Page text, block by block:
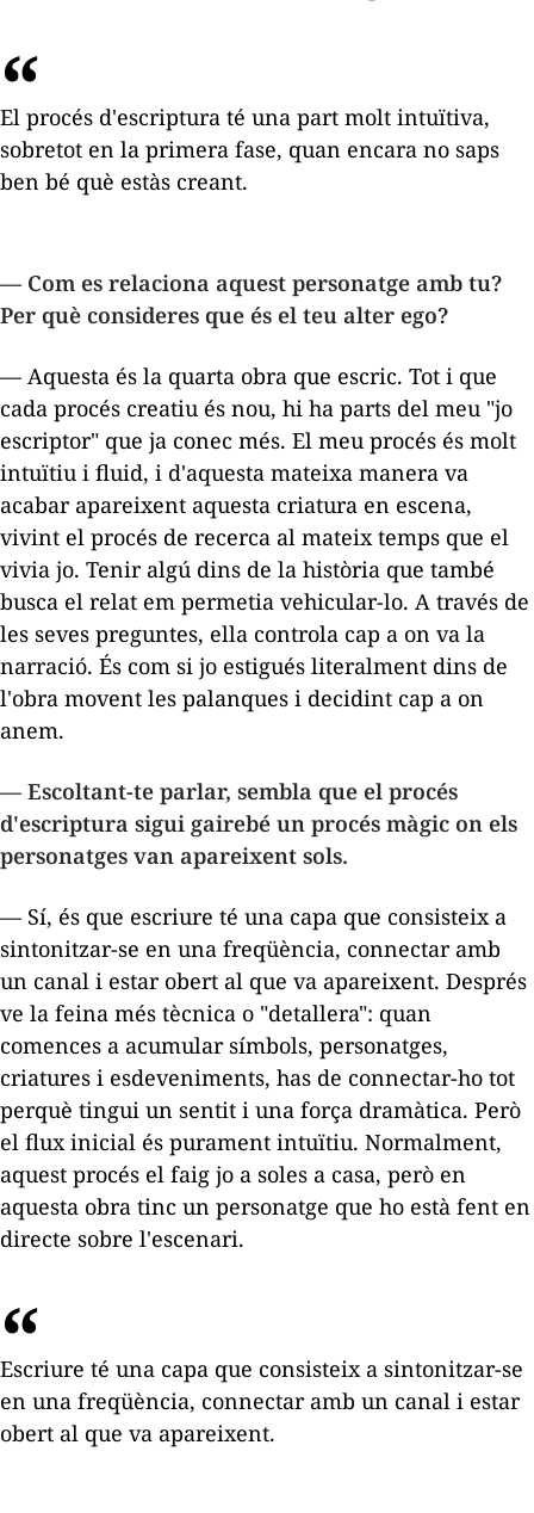
El procés d'escriptura té una part molt intuïtiva,
sobretot en la primera fase, quan encara no saps
ben bé què estàs creant.
— Com es relaciona aquest personatge amb tu?
Per què consideres que és el teu alter ego?
— Aquesta és la quarta obra que escric. Tot i que
cada procés creatiu és nou, hi ha parts del meu "jo
escriptor" que ja conec més. El meu procés és molt
intuïtiu i fluid, i d'aquesta mateixa manera va
acabar apareixent aquesta criatura en escena,
vivint el procés de recerca al mateix temps que el
vivia jo. Tenir algú dins de la història que també
busca el relat em permetia vehicular-lo. A través de
les seves preguntes, ella controla cap a on va la
narració. És com si jo estigués literalment dins de
l'obra movent les palanques i decidint cap a on
anem.
— Escoltant-te parlar, sembla que el procés
d'escriptura sigui gairebé un procés màgic on els
personatges van apareixent sols.
— Sí, és que escriure té una capa que consisteix a
sintonitzar-se en una freqüència, connectar amb
un canal i estar obert al que va apareixent. Després
ve la feina més tècnica o "detallera": quan
comences a acumular símbols, personatges,
criatures i esdeveniments, has de connectar-ho tot
perquè tingui un sentit i una força dramàtica. Però
el flux inicial és purament intuïtiu. Normalment,
aquest procés el faig jo a soles a casa, però en
aquesta obra tinc un personatge que ho està fent en
directe sobre l'escenari.
Escriure té una capa que consisteix a sintonitzar-se
en una freqüència, connectar amb un canal i estar
obert al que va apareixent.